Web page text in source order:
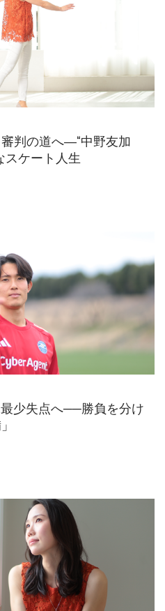
判の道へ―“中野友加
スケート人生
少失点へ──勝負を分け